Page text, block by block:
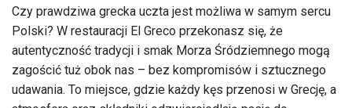
Czy prawdziwa grecka uczta jest możliwa w samym sercu
Polski? W restauracji El Greco przekonasz się, że
autentyczność tradycji i smak Morza Śródziemnego mogą
zagościć tuż obok nas – bez kompromisów i sztucznego
udawania. To miejsce, gdzie każdy kęs przenosi w Grecję, a